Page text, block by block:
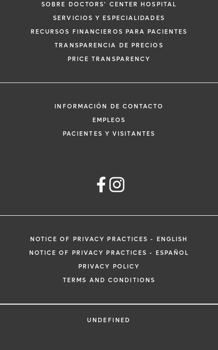
*Si tiene una emergencia médica, llame
inmediato.
El siguiente formulario solo crea una
no una cita confirmada. Al completarlo,
representante se pondrá en contacto
información médica por correo
Orlando Health y sus afiliados.
SOBRE DOCTORS' CENTER HOSPITAL
SERVICIOS Y ESPECIALIDADES
RECURSOS FINANCIEROS PARA PACIENTES
TRANSPARENCIA DE PRECIOS
PRICE TRANSPARENCY
INFORMACIÓN DE CONTACTO
EMPLEOS
PACIENTES Y VISITANTES
NOTICE OF PRIVACY PRACTICES - ENGLISH
NOTICE OF PRIVACY PRACTICES - ESPAÑOL
PRIVACY POLICY
TERMS AND CONDITIONS
UNDEFINED